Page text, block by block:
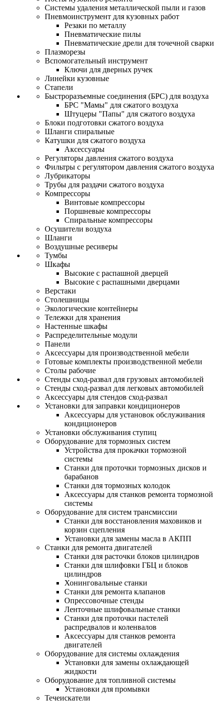
Системы удаления металлической пыли и газов
Пневмоинструмент для кузовных работ
Резаки по металлу
Пневматические пилы
Пневматические дрели для точечной сварки
Плазморезы
Вспомогательный инструмент
Ключи для дверных ручек
Линейки кузовные
Стапели
Быстроразъемные соединения (БРС) для воздуха
БРС "Мамы" для сжатого воздуха
Штуцеры "Папы" для сжатого воздуха
Блоки подготовки сжатого воздуха
Шланги спиральные
Катушки для сжатого воздуха
Аксессуары
Регуляторы давления сжатого воздуха
Фильтры с регулятором давления сжатого воздуха
Лубрикаторы
Трубы для раздачи сжатого воздуха
Компрессоры
Винтовые компрессоры
Поршневые компрессоры
Спиральные компрессоры
Осушители воздуха
Шланги
Воздушные ресиверы
Тумбы
Шкафы
Высокие с распашной дверцей
Высокие с распашными дверцами
Верстаки
Столешницы
Экологические контейнеры
Тележки для хранения
Настенные шкафы
Распределительные модули
Панели
Аксессуары для производственной мебели
Готовые комплекты производственной мебели
Столы рабочие
Стенды сход-развал для грузовых автомобилей
Стенды сход-развал для легковых автомобилей
Аксессуары для стендов сход-развал
Установки для заправки кондиционеров
Аксессуары для установок обслуживания
кондиционеров
Установки обслуживания ступиц
Оборудование для тормозных систем
Устройства для прокачки тормозной
системы
Станки для проточки тормозных дисков и
барабанов
Станки для тормозных колодок
Аксессуары для станков ремонта тормозной
системы
Оборудование для систем трансмиссии
Станки для восстановления маховиков и
корзин сцепления
Установки для замены масла в АКПП
Станки для ремонта двигателей
Станки для расточки блоков цилиндров
Станки для шлифовки ГБЦ и блоков
цилиндров
Хонинговальные станки
Станки для ремонта клапанов
Опрессовочные стенды
Ленточные шлифовальные станки
Станки для проточки пастелей
распредвалов и коленвалов
Аксессуары для станков ремонта
двигателей
Оборудование для системы охлаждения
Установки для замены охлаждающей
жидкости
Оборудование для топливной системы
Установки для промывки
Течеискатели